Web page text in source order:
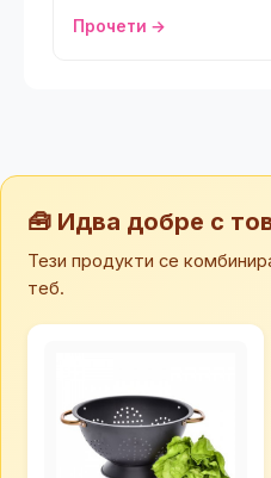
Прочети →
🧰 Идва добре с
Тези продукти се
теб.